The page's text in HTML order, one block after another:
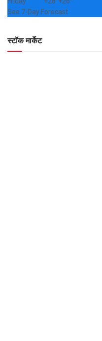
See 7-Day Forecast
स्टॉक मार्केट